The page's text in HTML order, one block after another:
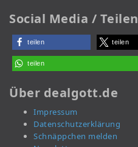
Social Media / Teilen
teilen teilen
teilen
Über dealgott.de
Impressum
Datenschutzerklärung
Schnäppchen melden